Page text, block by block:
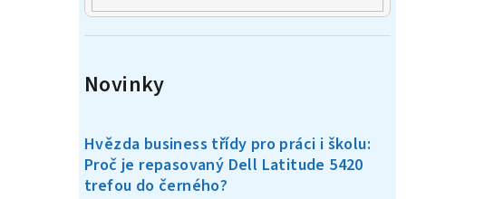
Novinky
Hvězda business třídy pro práci i školu:
Proč je repasovaný Dell Latitude 5420
trefou do černého?